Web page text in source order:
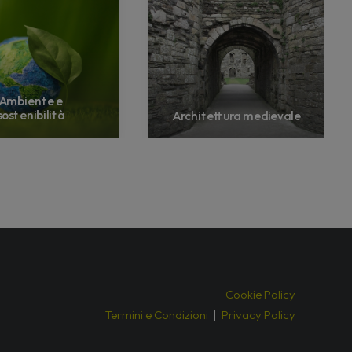
e
Architettura medievale
Cookie Policy
Termini e Condizioni | Privacy Policy